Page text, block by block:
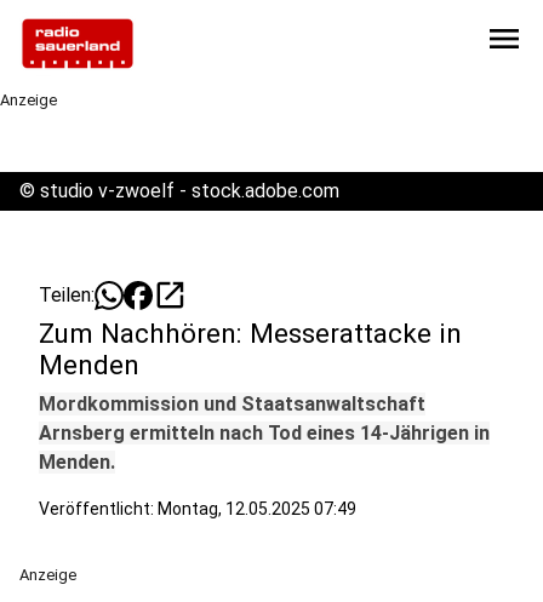
menu
Anzeige
© studio v-zwoelf - stock.adobe.com
Teilen: open_in_new
Zum Nachhören: Messerattacke in
Menden
Mordkommission und Staatsanwaltschaft
Arnsberg ermitteln nach Tod eines 14-Jährigen in
Menden.
Veröffentlicht: Montag, 12.05.2025 07:49
Anzeige